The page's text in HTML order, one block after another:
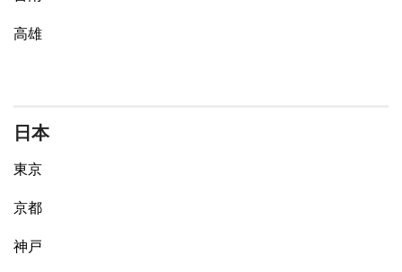
高雄
日本
東京
京都
神戸